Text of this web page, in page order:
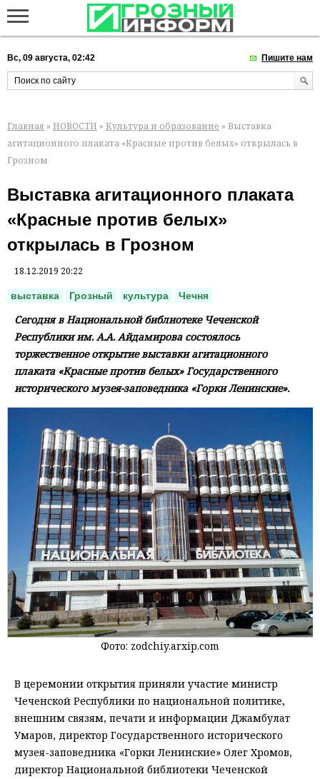
Вс, 09 августа, 02:42 Пишите нам
Главная » НОВОСТИ » Культура и образование » Выставка
агитационного плаката «Красные против белых» открылась в
Грозном
Выставка агитационного плаката
«Красные против белых»
открылась в Грозном
18.12.2019 20:22
выставка Грозный культура Чечня
Сегодня в Национальной библиотеке Чеченской
Республики им. А.А. Айдамирова состоялось
торжественное открытие выставки агитационного
плаката «Красные против белых» Государственного
исторического музея-заповедника «Горки Ленинские».
Фото: zodchiy.arxip.com
В церемонии открытия приняли участие министр
Чеченской Республики по национальной политике,
внешним связям, печати и информации Джамбулат
Умаров, директор Государственного исторического
музея-заповедника «Горки Ленинские» Олег Хромов,
директор Национальной библиотеки Чеченской